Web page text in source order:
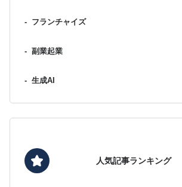
- フランチャイズ
- 副業起業
- 生成AI
人気記事ランキング